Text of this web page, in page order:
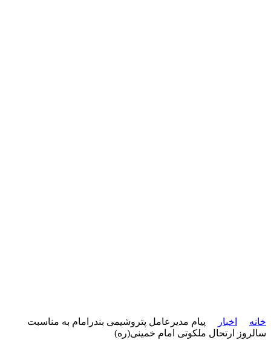
خانه اخبار
پیام مدیرعامل پتروشیمی بندرامام به مناسبت
سالروز ارتحال ملکوتی امام خمینی(ره)